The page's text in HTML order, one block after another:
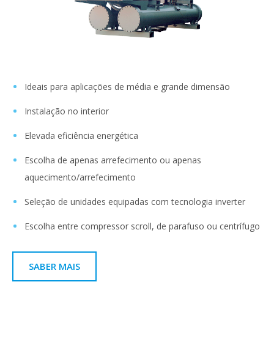
Ideais para aplicações de média e grande dimensão
Instalação no interior
Elevada eficiência energética
Escolha de apenas arrefecimento ou apenas
aquecimento/arrefecimento
Seleção de unidades equipadas com tecnologia inverter
Escolha entre compressor scroll, de parafuso ou centrífugo
SABER MAIS